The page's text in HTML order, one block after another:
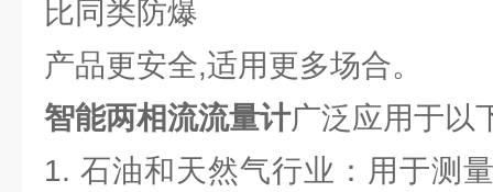
比同类防爆
产品更安全,适用更多场合。
智能两相流流量计广泛应用于以
1. 石油和天然气行业：用于测